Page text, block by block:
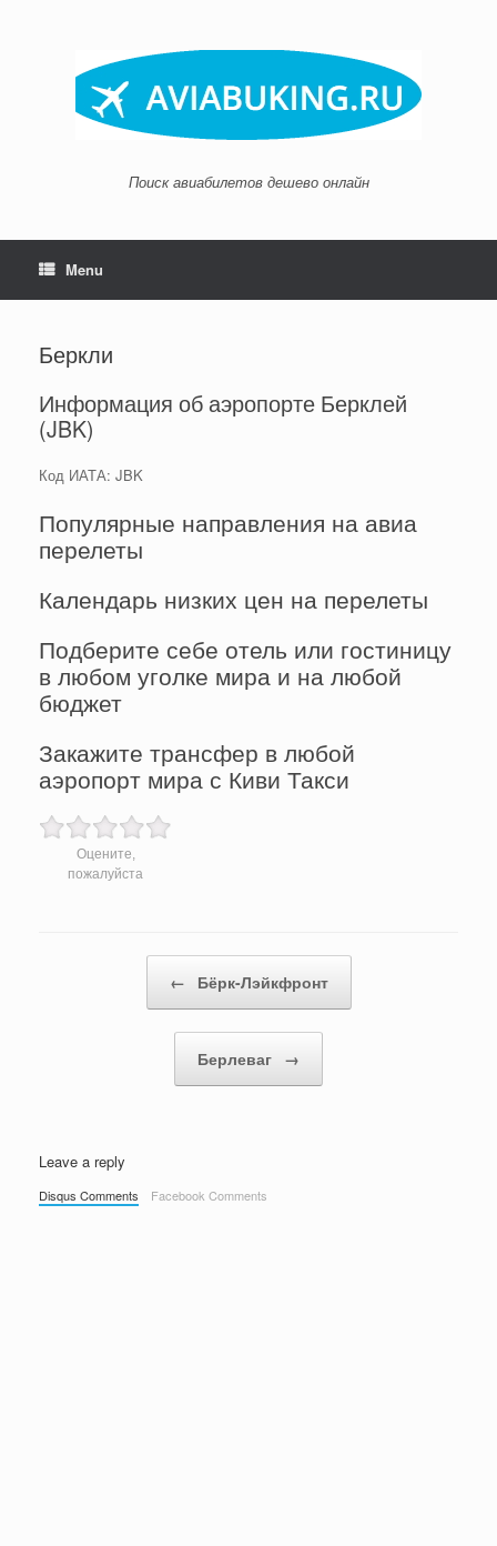
Поиск авиабилетов дешево онлайн
Menu
Беркли
Информация об аэропорте Берклей
(JBK)
Код ИАТА: JBK
Популярные направления на авиа
перелеты
Календарь низких цен на перелеты
Подберите себе отель или гостиницу
в любом уголке мира и на любой
бюджет
Закажите трансфер в любой
аэропорт мира с Киви Такси
Оцените,
пожалуйста
← Бёрк-Лэйкфронт
Берлеваг →
Leave a reply
Disqus Comments Facebook Comments